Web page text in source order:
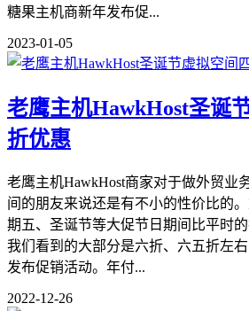
糖果主机商新年发布促...
2023-01-05
老鹰主机HawkHost圣诞
折优惠
老鹰主机HawkHost商家对于做外贸业
间的朋友来说还是有不小的性价比的
期五、圣诞节等大促节日期间比平时
我们看到的大部分是六折、六五折左
发布促销活动。年付...
2022-12-26